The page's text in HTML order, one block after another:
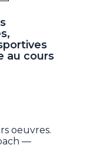
au cours
oeuvres.
—